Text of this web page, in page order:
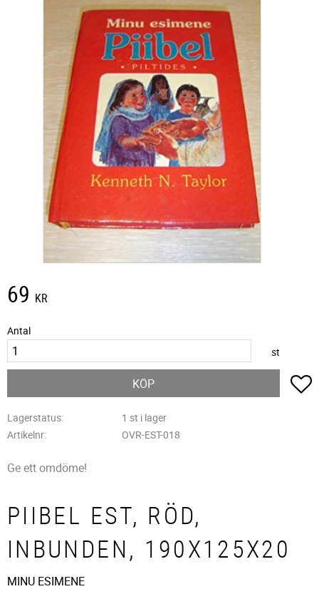
69 KR
Antal
st
KÖP
Lagerstatus
1 st i lager
Artikelnr
OVR-EST-018
Ge ett omdöme!
PIIBEL EST, RÖD,
INBUNDEN, 190X125X20
MINU ESIMENE